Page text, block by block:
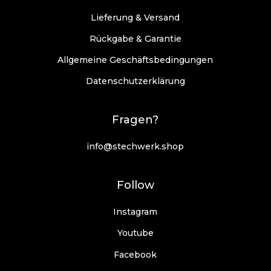
Lieferung & Versand
Rückgabe & Garantie
Allgemeine Geschäftsbedingungen
Datenschutzerklärung
Fragen?
info@stechwerk.shop
Follow
Instagram
Youtube
Facebook